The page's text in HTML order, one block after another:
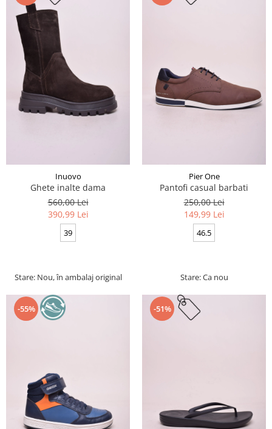
Inuovo
Ghete inalte dama
560,00 Lei
390,99 Lei
39
Stare: Nou, în ambalaj original
Pier One
Pantofi casual barbati
250,00 Lei
149,99 Lei
46.5
Stare: Ca nou
-55% -51%